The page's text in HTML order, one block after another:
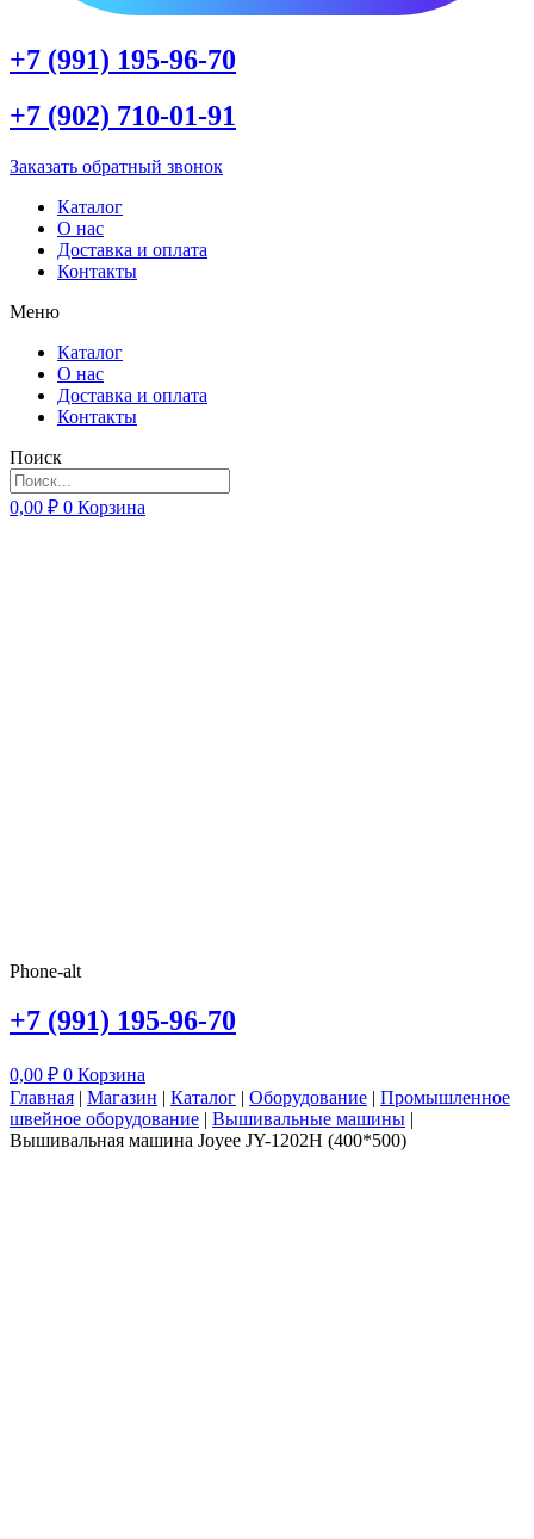
+7 (991) 195-96-70
+7 (902) 710-01-91
Заказать обратный звонок
Каталог
О нас
Доставка и оплата
Контакты
Меню
Каталог
О нас
Доставка и оплата
Контакты
Поиск
0,00 ₽ 0 Корзина
Phone-alt
+7 (991) 195-96-70
0,00 ₽ 0 Корзина
Главная | Магазин | Каталог | Оборудование | Промышленное
швейное оборудование | Вышивальные машины |
Вышивальная машина Joyee JY-1202H (400*500)